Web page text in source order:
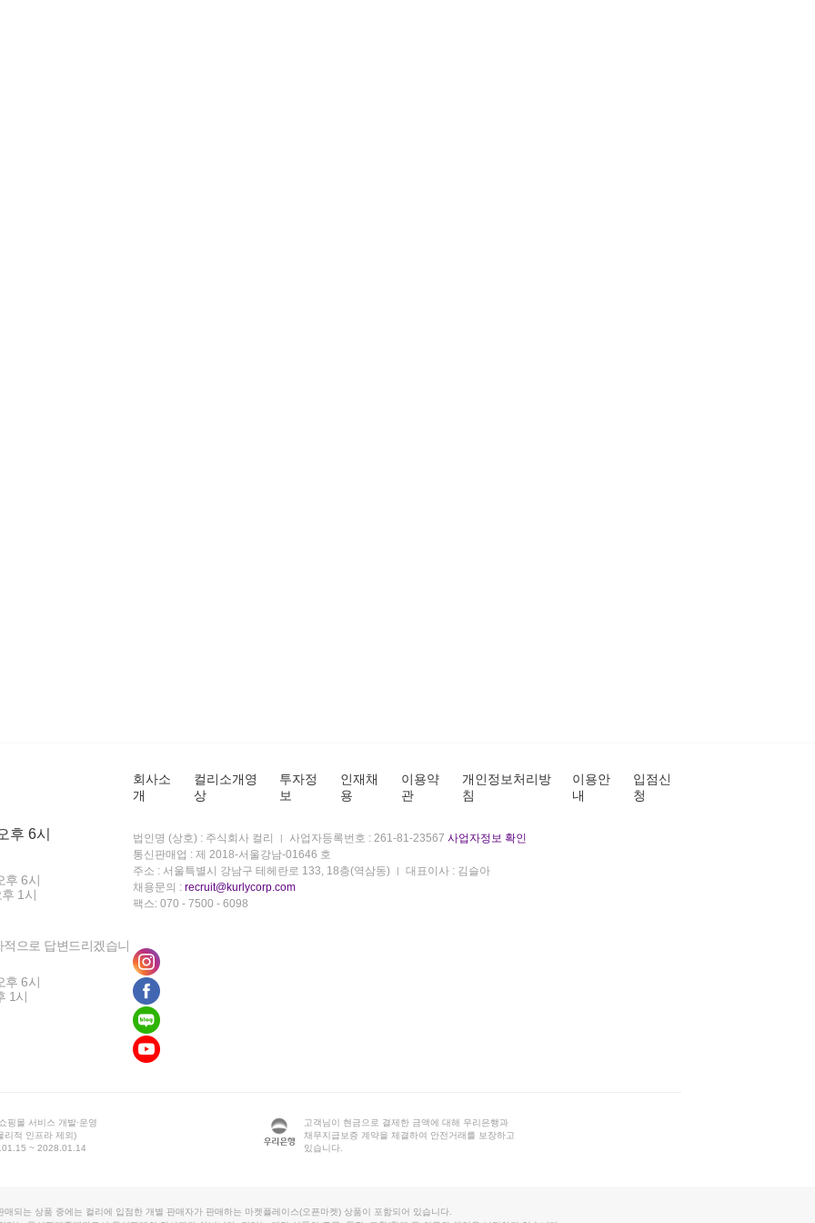
후 6시
후 6시
1시
으로 답변드리겠습니
후 6시
1시
회사소
개
컬리소개영
상
투자정
보
인재채
용
이용약
관
개인정보처리방
침
이용안
내
입점신
청
법인명 (상호) : 주식회사 컬리 사업자등록번호 : 261-81-23567 사업자정보 확인
통신판매업 : 제 2018-서울강남-01646 호
주소 : 서울특별시 강남구 테헤란로 133, 18층(역삼동)
대표이사 : 김슬아
채용문의 : recruit@kurlycorp.com
팩스: 070 - 7500 - 6098
핑몰 서비스 개발·운영
리적 인프라 제외)
~ 2028.01.14
고객님이 현금으로 결제한 금액에 대해 우리은행과
채무지급보증 계약을 체결하여 안전거래를 보장하고
있습니다.
매되는 상품 중에는 컬리에 입점한 개별 판매자가 판매하는 마켓플레이스(오픈마켓) 상품이 포함되어 있습니다.